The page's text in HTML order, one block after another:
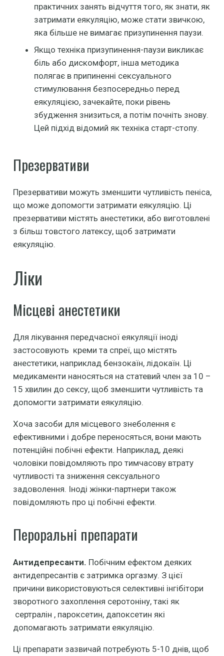
практичних занять відчуття того, як знати, як
затримати еякуляцію, може стати звичкою,
яка більше не вимагає призупинення паузи.
Якщо техніка призупинення-паузи викликає
біль або дискомфорт, інша методика
полягає в припиненні сексуального
стимулювання безпосередньо перед
еякуляцією, зачекайте, поки рівень
збудження знизиться, а потім почніть знову.
Цей підхід відомий як техніка старт-стопу.
Презервативи
Презервативи можуть зменшити чутливість пеніса,
що може допомогти затримати еякуляцію. Ці
презервативи містять анестетики, або виготовлені
з більш товстого латексу, щоб затримати
еякуляцію.
Ліки
Місцеві анестетики
Для лікування передчасної еякуляції іноді
застосовують креми та спреї, що містять
анестетики, наприклад бензокаїн, лідокаїн. Ці
медикаменти наносяться на статевий член за 10 –
15 хвилин до сексу, щоб зменшити чутливість та
допомогти затримати еякуляцію.
Хоча засоби для місцевого знеболення є
ефективними і добре переносяться, вони мають
потенційні побічні ефекти. Наприклад, деякі
чоловіки повідомляють про тимчасову втрату
чутливості та зниження сексуального
задоволення. Іноді жінки-партнери також
повідомляють про ці побічні ефекти.
Пероральні препарати
Антидепресанти. Побічним ефектом деяких
антидепресантів є затримка оргазму. З цієї
причини використовуються селективні інгібітори
зворотного захоплення серотоніну, такі як
сертралін , пароксетин, дапоксетин які
допомагають затримати еякуляцію.
Ці препарати зазвичай потребують 5-10 днів, щоб